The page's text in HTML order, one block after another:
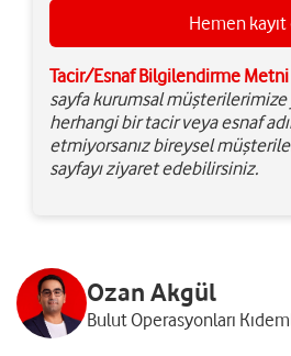
Tacir/Esnaf Bilgilendirme Metni
sayfa kurumsal
herhangi bir tacir veya esnaf
etmiyorsanız bireysel
sayfayı ziyaret edebilirsiniz.
Ozan Akgül
Bulut Operasyonları